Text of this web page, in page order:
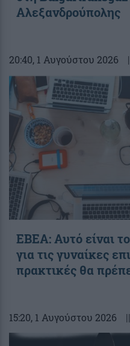
Αλεξανδρούπολης
20:40, 1 Αυγούστου 2026
ΕΒΕΑ: Αυτό είναι
για τις γυναίκες
πρακτικές θα
15:20, 1 Αυγούστου 2026 ||